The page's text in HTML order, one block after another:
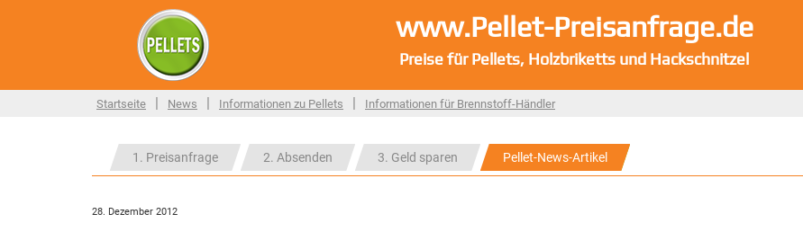
www.Pellet-Preisanfrage.de
Preise für Pellets, Holzbriketts und Hackschnitzel
Startseite | News | Informationen zu Pellets | Informationen für Brennstoff-Händler
1. Preisanfrage 2. Absenden 3. Geld sparen Pellet-News-Artikel
28. Dezember 2012